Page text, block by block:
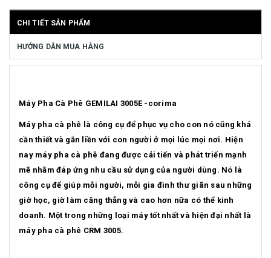
CHI TIẾT SẢN PHẨM
HƯỚNG DẪN MUA HÀNG
Máy Pha Cà Phê GEMILAI 3005E -corima
Máy pha cà phê là công cụ để phục vụ cho con nó cũng khá
cần thiết và gắn liền với con người ở mọi lúc mọi nơi. Hiện
nay máy pha cà phê đang được cải tiến và phát triển mạnh
mẽ nhằm đáp ứng nhu cầu sử dụng của người dùng. Nó là
công cụ để giúp mỗi người, mỗi gia đình thư giãn sau những
giờ học, giờ làm căng thẳng và cao hơn nữa có thể kinh
doanh. Một trong những loại máy tốt nhất và hiện đại nhất là
máy pha cà phê CRM 3005.